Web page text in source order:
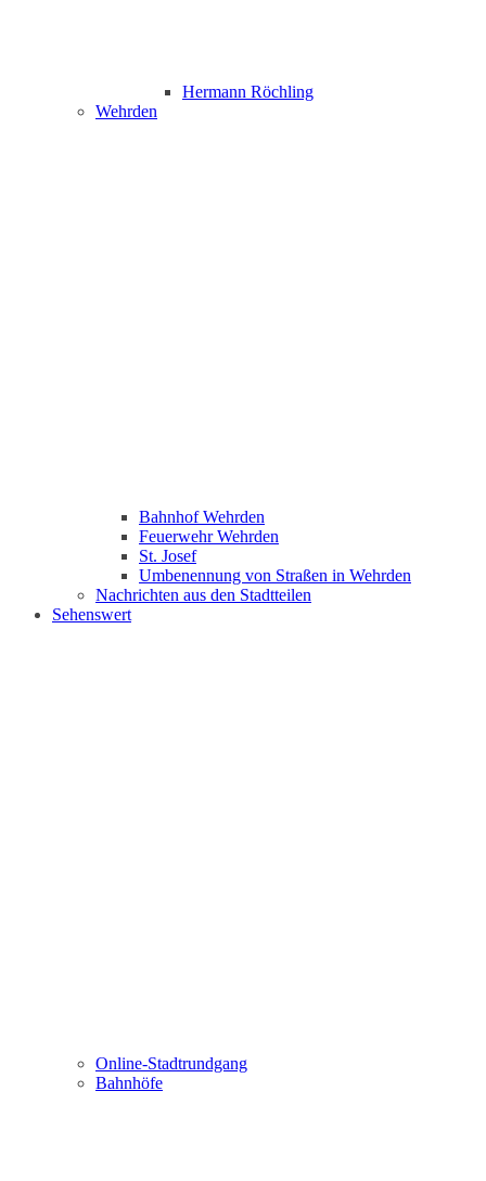
Hermann Röchling
Wehrden
Bahnhof Wehrden
Feuerwehr Wehrden
St. Josef
Umbenennung von Straßen in Wehrden
Nachrichten aus den Stadtteilen
Sehenswert
Online-Stadtrundgang
Bahnhöfe